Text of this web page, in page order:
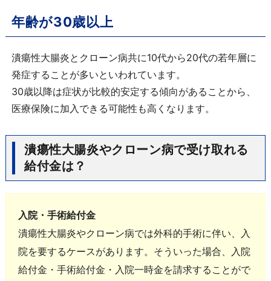
年齢が30歳以上
潰瘍性大腸炎とクローン病共に10代から20代の若年層に
発症することが多いといわれています。
30歳以降は症状が比較的安定する傾向があることから、
医療保険に加入できる可能性も高くなります。
潰瘍性大腸炎やクローン病で受け取れる
給付金は？
入院・手術給付金
潰瘍性大腸炎やクローン病では外科的手術に伴い、入
院を要するケースがあります。そういった場合、入院
給付金・手術給付金・入院一時金を請求することがで